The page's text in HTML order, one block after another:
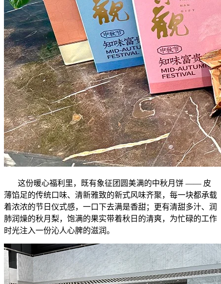
这份暖心福利里，既有象征团圆美满的中秋月饼 —— 皮
薄馅足的传统口味、清新雅致的新式风味齐聚，每一块都承载
着浓浓的节日仪式感，一口下去满是香甜；更有清甜多汁、润
肺润燥的秋月梨，饱满的果实带着秋日的清爽，为忙碌的工作
时光注入一份沁人心脾的滋润。